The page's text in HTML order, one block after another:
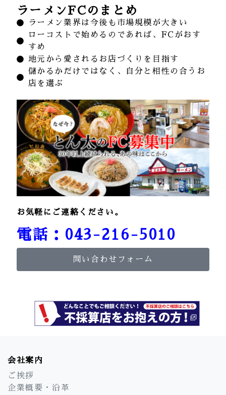
ラーメンFCのまとめ
ラーメン業界は今後も市場規模が大きい
ローコストで始めるのであれば、FCがおす
すめ
地元から愛されるお店づくりを目指す
儲かるかだけではなく、自分と相性の合うお
店を選ぶ
お気軽にご連絡ください。
電話：043-216-5010
問い合わせフォーム
会社案内
ご挨拶
企業概要・沿革